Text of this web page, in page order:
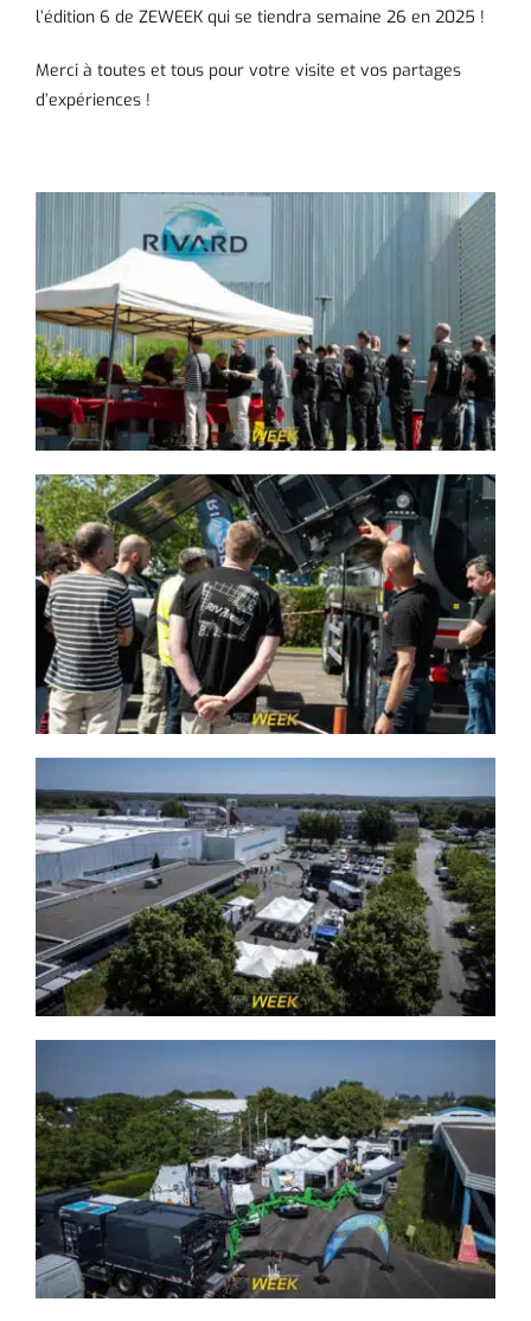
l’édition 6 de ZEWEEK qui se tiendra semaine 26 en 2025 !
Merci à toutes et tous pour votre visite et vos partages
d’expériences !